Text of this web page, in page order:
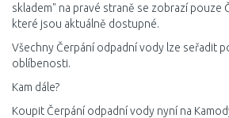
skladem" na pravé straně se zobrazí pouze
které jsou aktuálně dostupné.
Všechny Čerpání odpadní vody lze seřadit
oblíbenosti.
Kam dále?
Koupit Čerpání odpadní vody nyní na